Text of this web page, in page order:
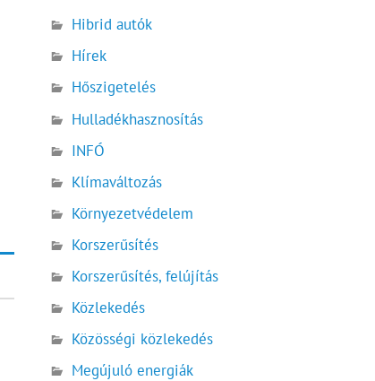
Hibrid autók
Hírek
Hőszigetelés
Hulladékhasznosítás
INFÓ
Klímaváltozás
Környezetvédelem
Korszerűsítés
Korszerűsítés, felújítás
Közlekedés
Közösségi közlekedés
Megújuló energiák